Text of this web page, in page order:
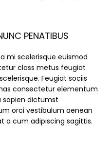
PENATIBUS
mi scelerisque euismod
class metus feugiat
Feugiat sociis
consectetur elementum
sapien dictumst
orci vestibulum aenean
a cum adipiscing sagittis.